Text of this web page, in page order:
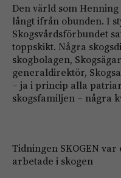
Den värld som
långt ifrån obunden. I
Skogsvårdsförbundet
toppskikt. Några
skogbolagen,
generaldirektör,
– ja i princip alla
skogsfamiljen – några
Tidningen SKOGEN
arbetade i skogen